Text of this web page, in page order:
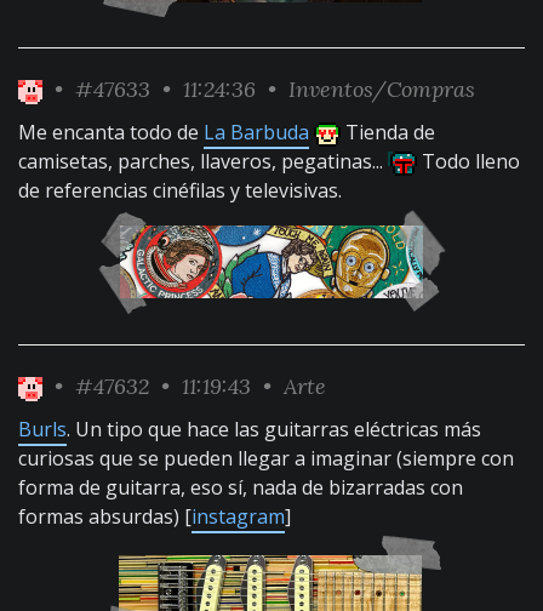
• #47633 • 11:24:36 • Inventos/Compras
Me encanta todo de La Barbuda
Tienda de
camisetas, parches, llaveros, pegatinas...
Todo lleno
de referencias cinéfilas y televisivas.
• #47632 • 11:19:43 • Arte
Burls. Un tipo que hace las guitarras eléctricas más
curiosas que se pueden llegar a imaginar (siempre con
forma de guitarra, eso sí, nada de bizarradas con
formas absurdas) [instagram]